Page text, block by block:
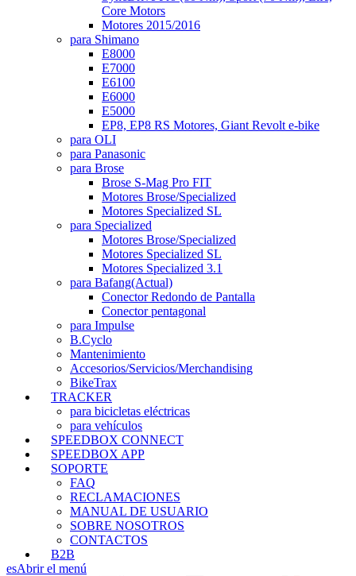
Core Motors
Motores 2015/2016
para Shimano
E8000
E7000
E6100
E6000
E5000
EP8, EP8 RS Motores, Giant Revolt e-bike
para OLI
para Panasonic
para Brose
Brose S-Mag Pro FIT
Motores Brose/Specialized
Motores Specialized SL
para Specialized
Motores Brose/Specialized
Motores Specialized SL
Motores Specialized 3.1
para Bafang(Actual)
Conector Redondo de Pantalla
Conector pentagonal
para Impulse
B.Cyclo
Mantenimiento
Accesorios/Servicios/Merchandising
BikeTrax
TRACKER
para bicicletas eléctricas
para vehículos
SPEEDBOX CONNECT
SPEEDBOX APP
SOPORTE
FAQ
RECLAMACIONES
MANUAL DE USUARIO
SOBRE NOSOTROS
CONTACTOS
B2B
esAbrir el menú